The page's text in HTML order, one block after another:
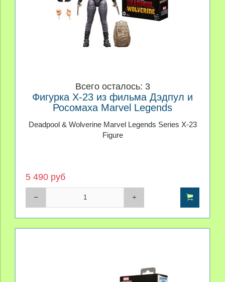
Всего осталось: 3
Фигурка X-23 из фильма Дэдпул и
Росомаха Marvel Legends
Deadpool & Wolverine Marvel Legends Series X-23
Figure
5 490 руб